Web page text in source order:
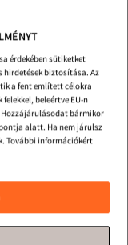
érdekében sütiketket
hirdetések biztosítása. Az
a fent említett célokra
beleértve EU-n
Hozzájárulásodat bármikor
alatt. Ha nem járulsz
További információkért